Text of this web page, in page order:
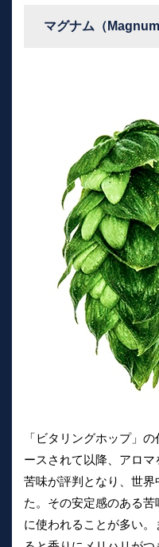
マグナム（Magnum
「ビタリングホップ」
ースされて以降、アロ
苦味が評判となり、世
た。その安定感のある
に使われることが多い